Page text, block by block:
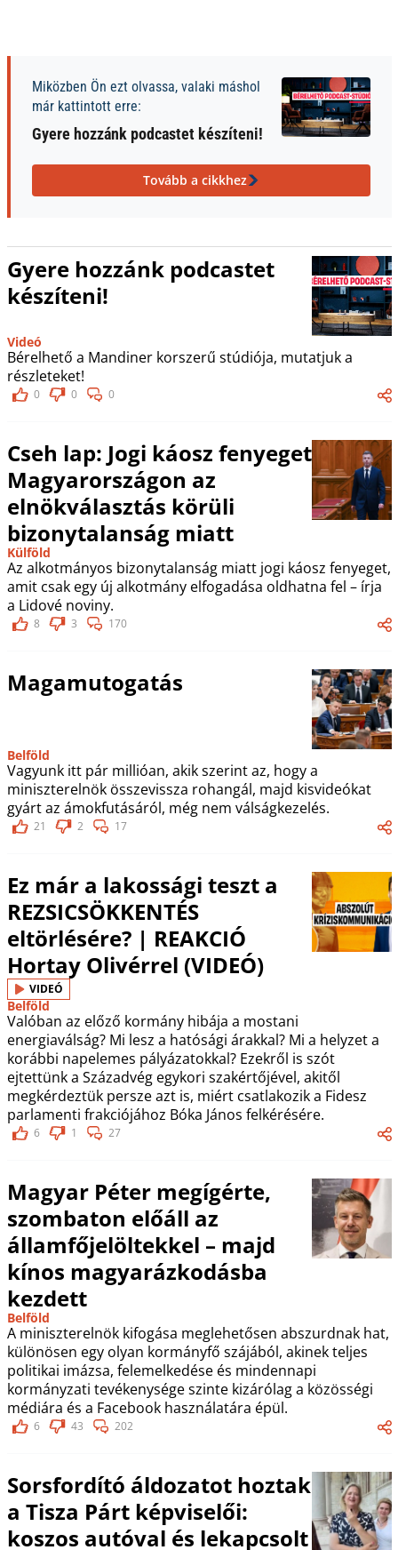
Miközben Ön ezt olvassa, valaki máshol
már kattintott erre:
Gyere hozzánk podcastet készíteni!
Tovább a cikkhez
Gyere hozzánk podcastet
készíteni!
Videó
Bérelhető a Mandiner korszerű stúdiója, mutatjuk a
részleteket!
0 0 0
Cseh lap: Jogi káosz fenyeget
Magyarországon az
elnökválasztás körüli
bizonytalanság miatt
Külföld
Az alkotmányos bizonytalanság miatt jogi káosz fenyeget,
amit csak egy új alkotmány elfogadása oldhatna fel – írja
a Lidové noviny.
8 3 170
Magamutogatás
Belföld
Vagyunk itt pár millióan, akik szerint az, hogy a
miniszterelnök összevissza rohangál, majd kisvideókat
gyárt az ámokfutásáról, még nem válságkezelés.
21 2 17
Ez már a lakossági teszt a
REZSICSÖKKENTÉS
eltörlésére? | REAKCIÓ
Hortay Olivérrel (VIDEÓ)
VIDEÓ
Belföld
Valóban az előző kormány hibája a mostani
energiaválság? Mi lesz a hatósági árakkal? Mi a helyzet a
korábbi napelemes pályázatokkal? Ezekről is szót
ejtettünk a Századvég egykori szakértőjével, akitől
megkérdeztük persze azt is, miért csatlakozik a Fidesz
parlamenti frakciójához Bóka János felkérésére.
6 1 27
Magyar Péter megígérte,
szombaton előáll az
államfőjelöltekkel – majd
kínos magyarázkodásba
kezdett
Belföld
A miniszterelnök kifogása meglehetősen abszurdnak hat,
különösen egy olyan kormányfő szájából, akinek teljes
politikai imázsa, felemelkedése és mindennapi
kormányzati tevékenysége szinte kizárólag a közösségi
médiára és a Facebook használatára épül.
6 43 202
Sorsfordító áldozatot hoztak
a Tisza Párt képviselői:
koszos autóval és lekapcsolt